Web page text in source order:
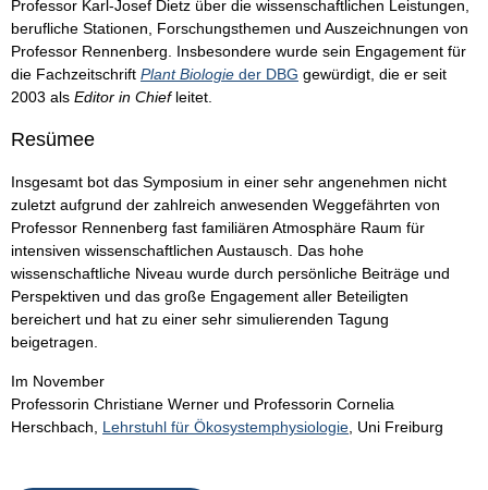
Professor Karl-Josef Dietz über die wissenschaftlichen Leistungen,
berufliche Stationen, Forschungsthemen und Auszeichnungen von
Professor Rennenberg. Insbesondere wurde sein Engagement für
die Fachzeitschrift Plant Biologie der DBG gewürdigt, die er seit
2003 als Editor in Chiefleitet.
Resümee
Insgesamt bot das Symposium in einer sehr angenehmen nicht
zuletzt aufgrund der zahlreich anwesenden Weggefährten von
Professor Rennenberg fast familiären Atmosphäre Raum für
intensiven wissenschaftlichen Austausch. Das hohe
wissenschaftliche Niveau wurde durch persönliche Beiträge und
Perspektiven und das große Engagement aller Beteiligten
bereichert und hat zu einer sehr simulierenden Tagung
beigetragen.
Im November
Professorin Christiane Werner und Professorin Cornelia
Herschbach, Lehrstuhl für Ökosystemphysiologie, Uni Freiburg